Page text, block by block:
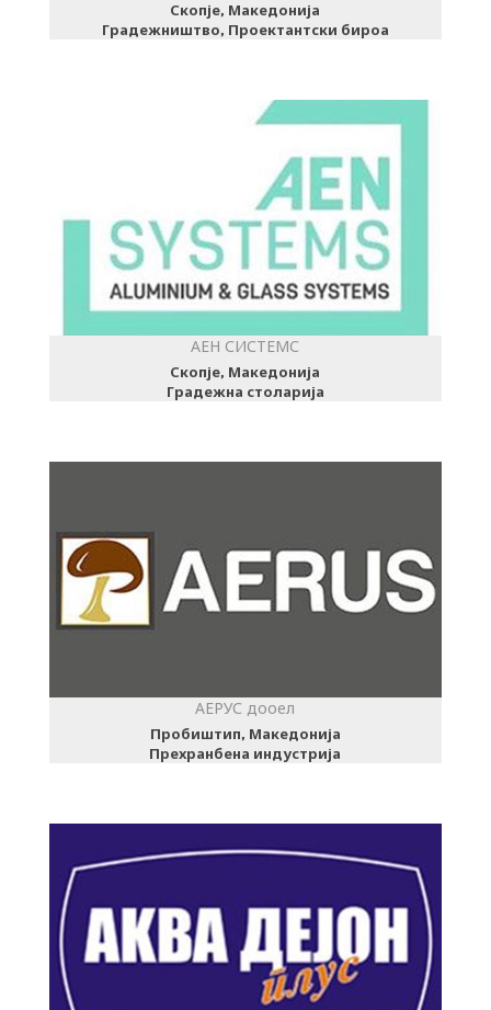
Скопје, Македонија
Градежништво, Проектантски бироа
АЕН СИСТЕМС
Скопје, Македонија
Градежна столарија
АЕРУС дооел
Пробиштип, Македонија
Прехранбена индустрија